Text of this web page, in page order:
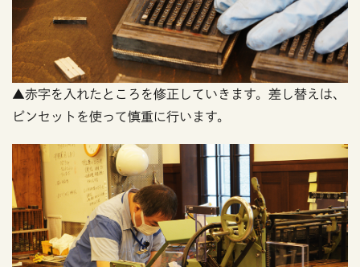
▲赤字を入れたところを修正していきます。差し替えは、
ピンセットを使って慎重に行います。